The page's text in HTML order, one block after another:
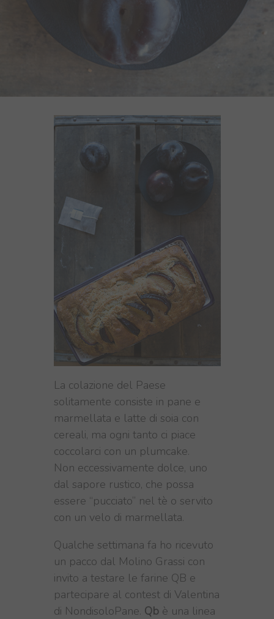
La colazione del Paese
solitamente consiste in pane e
marmellata e latte di soia con
cereali, ma ogni tanto ci piace
coccolarci con un plumcake.
Non eccessivamente dolce, uno
dal sapore rustico, che possa
essere “pucciato” nel tè o servito
con un velo di marmellata.
Qualche settimana fa ho ricevuto
un pacco dal Molino Grassi con
invito a testare le farine QB e
partecipare al contest di Valentina
di NondisoloPane. Qbè una linea